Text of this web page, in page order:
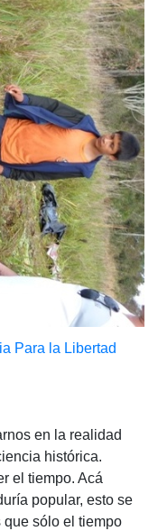
Para la Libertad
en la realidad
histórica.
el tiempo. Acá
popular, esto se
que sólo el tiempo